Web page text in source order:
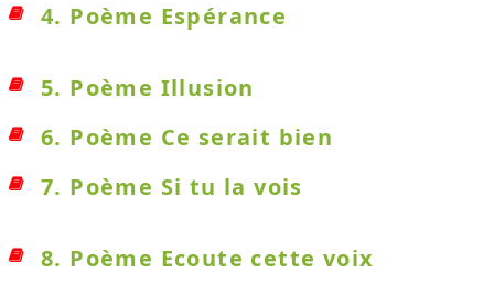
4. Poème Espérance
5. Poème Illusion
6. Poème Ce serait bien
7. Poème Si tu la vois
8. Poème Ecoute cette voix